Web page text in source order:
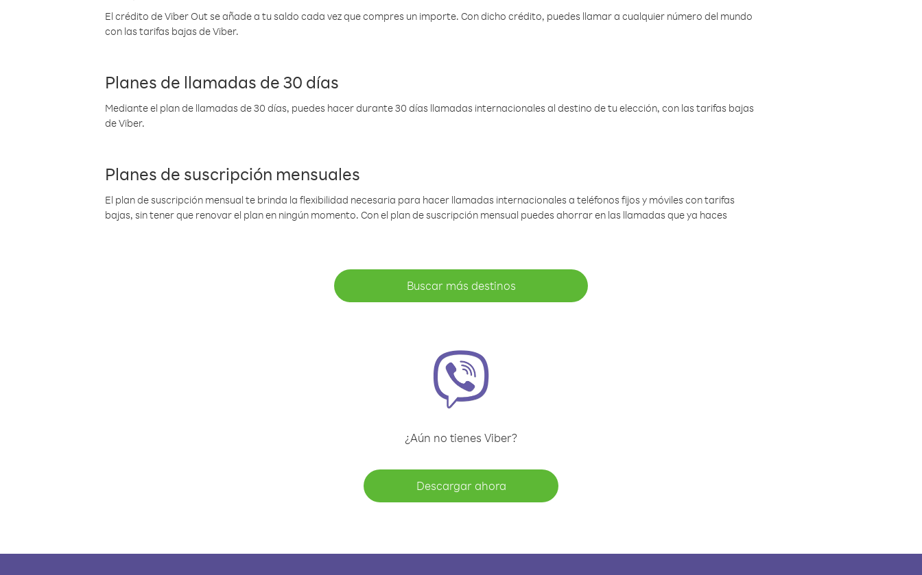
El crédito de Viber Out se añade a tu saldo cada vez que compres un importe. Con dicho crédito, puedes llamar a cualquier número del mundo
con las tarifas bajas de Viber.
Planes de llamadas de 30 días
Mediante el plan de llamadas de 30 días, puedes hacer durante 30 días llamadas internacionales al destino de tu elección, con las tarifas bajas
de Viber.
Planes de suscripción mensuales
El plan de suscripción mensual te brinda la flexibilidad necesaria para hacer llamadas internacionales a teléfonos fijos y móviles con tarifas
bajas, sin tener que renovar el plan en ningún momento. Con el plan de suscripción mensual puedes ahorrar en las llamadas que ya haces
Buscar más destinos
¿Aún no tienes Viber?
Descargar ahora